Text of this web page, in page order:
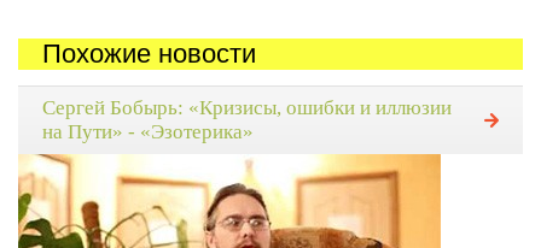
Похожие новости
Сергей Бобырь: «Кризисы, ошибки и иллюзии
на Пути» - «Эзотерика»